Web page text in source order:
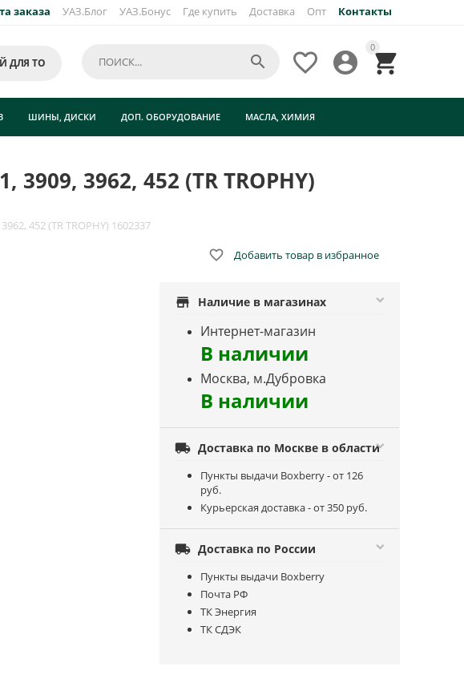
заказа УАЗ.Блог УАЗ.Бонус Где купить Доставка Опт Контакты
0



ДЛЯ ТО 
ШИНЫ, ДИСКИ ДОП. ОБОРУДОВАНИЕ МАСЛА, ХИМИЯ
3962, 452 (TR TROPHY)
452 (TR TROPHY) 1602337
 Добавить товар в избранное
store Наличие в магазинах
Интернет-магазин
В наличии
Москва, м.Дубровка
В наличии
 Доставка по Москве в области
Пункты выдачи Boxberry - от 126
руб.
Курьерская доставка - от 350 руб.
 Доставка по России
Пункты выдачи Boxberry
Почта РФ
ТК Энергия
ТК СДЭК